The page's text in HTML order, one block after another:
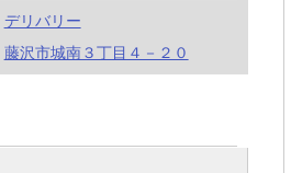
デリバリー
藤沢市城南３丁目４－２０